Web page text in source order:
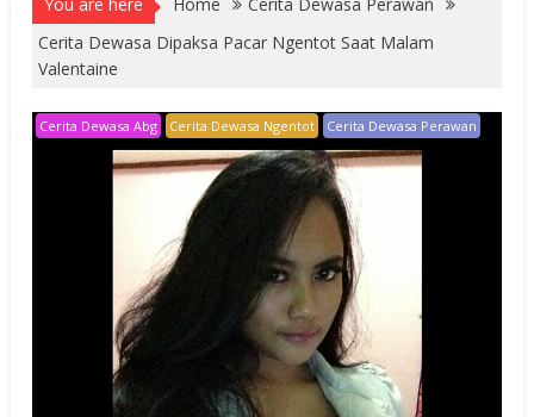
Cerita Dewasa Dipaksa Pacar Ngentot Saat Malam
Valentaine
Cerita Dewasa Abg Cerita Dewasa Ngentot Cerita Dewasa Perawan